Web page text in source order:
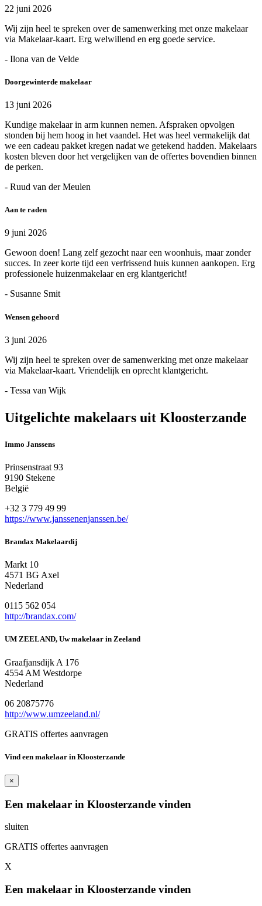
22 juni 2026
Wij zijn heel te spreken over de samenwerking met onze makelaar
via Makelaar-kaart. Erg welwillend en erg goede service.
- Ilona van de Velde
Doorgewinterde makelaar
13 juni 2026
Kundige makelaar in arm kunnen nemen. Afspraken opvolgen
stonden bij hem hoog in het vaandel. Het was heel vermakelijk dat
we een cadeau pakket kregen nadat we getekend hadden. Makelaars
kosten bleven door het vergelijken van de offertes bovendien binnen
de perken.
- Ruud van der Meulen
Aan te raden
9 juni 2026
Gewoon doen! Lang zelf gezocht naar een woonhuis, maar zonder
succes. In zeer korte tijd een verfrissend huis kunnen aankopen. Erg
professionele huizenmakelaar en erg klantgericht!
- Susanne Smit
Wensen gehoord
3 juni 2026
Wij zijn heel te spreken over de samenwerking met onze makelaar
via Makelaar-kaart. Vriendelijk en oprecht klantgericht.
- Tessa van Wijk
Uitgelichte makelaars uit Kloosterzande
Immo Janssens
Prinsenstraat 93
9190 Stekene
België
+32 3 779 49 99
https://www.janssenenjanssen.be/
Brandax Makelaardij
Markt 10
4571 BG Axel
Nederland
0115 562 054
http://brandax.com/
UM ZEELAND, Uw makelaar in Zeeland
Graafjansdijk A 176
4554 AM Westdorpe
Nederland
06 20875776
http://www.umzeeland.nl/
GRATIS offertes aanvragen
Vind een makelaar in Kloosterzande
×
Een makelaar in Kloosterzande vinden
sluiten
GRATIS offertes aanvragen
X
Een makelaar in Kloosterzande vinden